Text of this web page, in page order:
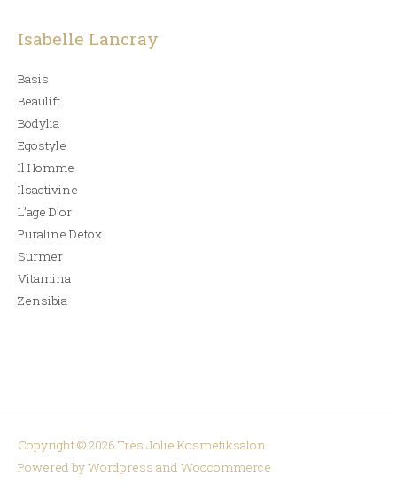
Isabelle Lancray
Basis
Beaulift
Bodylia
Egostyle
Il Homme
Ilsactivine
L’age D’or
Puraline Detox
Surmer
Vitamina
Zensibia
Copyright © 2026 Très Jolie Kosmetiksalon
Powered by Wordpress and Woocommerce